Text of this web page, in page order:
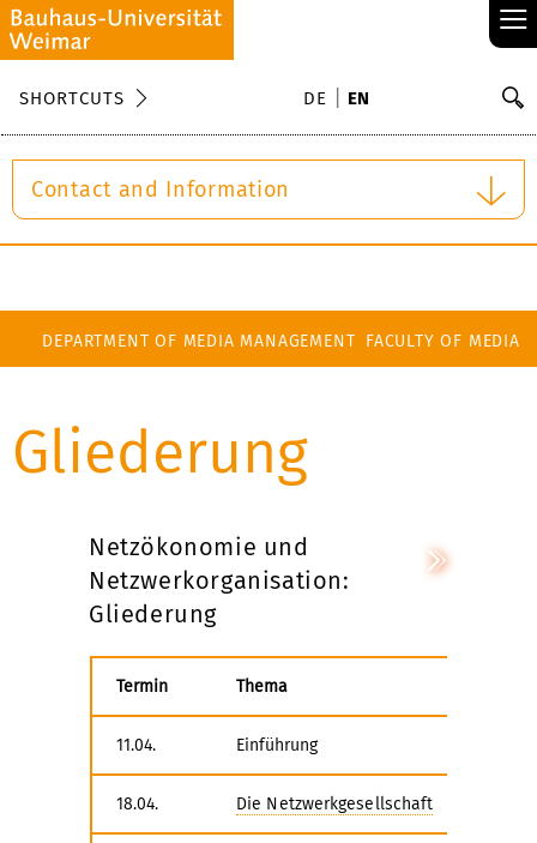
≡
SHORTCUTS DE EN
Contact and Information
DEPARTMENT OF MEDIA MANAGEMENT FACULTY OF MEDIA
Gliederung
Netzökonomie und
Netzwerkorganisation:
Gliederung
Termin Thema
11.04. Einführung
18.04. Die Netzwerkgesellschaft